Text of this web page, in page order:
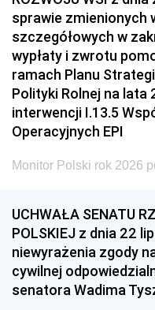
sprawie zmienionych
szczegółowych w
wypłaty i zwrotu
ramach Planu
Polityki Rolnej na lata
interwencji I.13.5
Operacyjnych EPI
Monitor Polski rok 2026
UCHWAŁA SENATU
POLSKIEJ z dnia 22
niewyrażenia zgody
cywilnej
senatora Wadima